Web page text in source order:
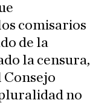
comisarios
de la
la censura,
no